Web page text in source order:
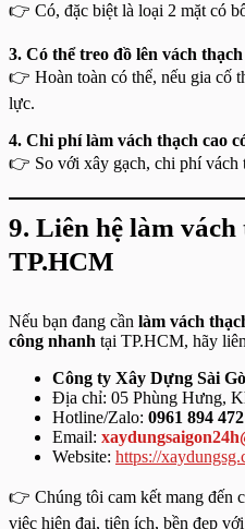
👉 Có, đặc biệt là loại 2 mặt có
3. Có thể treo đồ lên vách
👉 Hoàn toàn có thể, nếu gia cố
lực.
4. Chi phí làm vách thạch cao
👉 So với xây gạch, chi phí vách
9. Liên hệ làm vách
TP.HCM
Nếu bạn đang cần làm vách
công nhanh tại TP.HCM, hãy
Công ty Xây Dựng Sài
Địa chỉ: 05 Phùng Hưng,
Hotline/Zalo: 0961 894 472
Email:
Website: https://
👉 Chúng tôi cam kết mang đến
việc hiện đại, tiện ích, bền đẹp